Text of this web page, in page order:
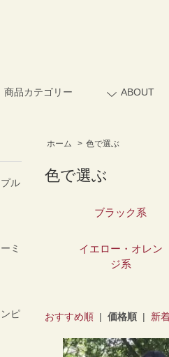
商品カテゴリー ABOUT
ホーム > 色で選ぶ
色で選ぶ
ブラック系
イエロー・オレン
ジ系
おすすめ順 |価格順 | 新
ル
ミ
ピ